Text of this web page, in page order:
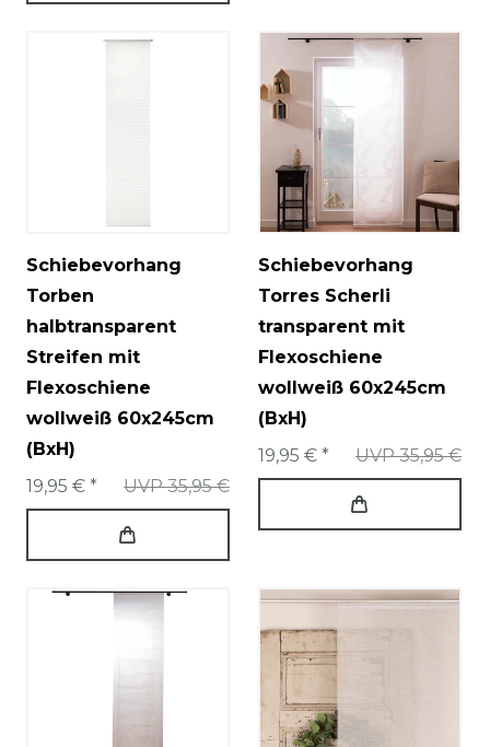
Schiebevorhang
Torben
halbtransparent
Streifen mit
Flexoschiene
wollweiß 60x245cm
(BxH)
UVP 35,95 €
19,95 € *
Schiebevorhang
Torres Scherli
transparent mit
Flexoschiene
wollweiß 60x245cm
(BxH)
UVP 35,95 €
19,95 € *